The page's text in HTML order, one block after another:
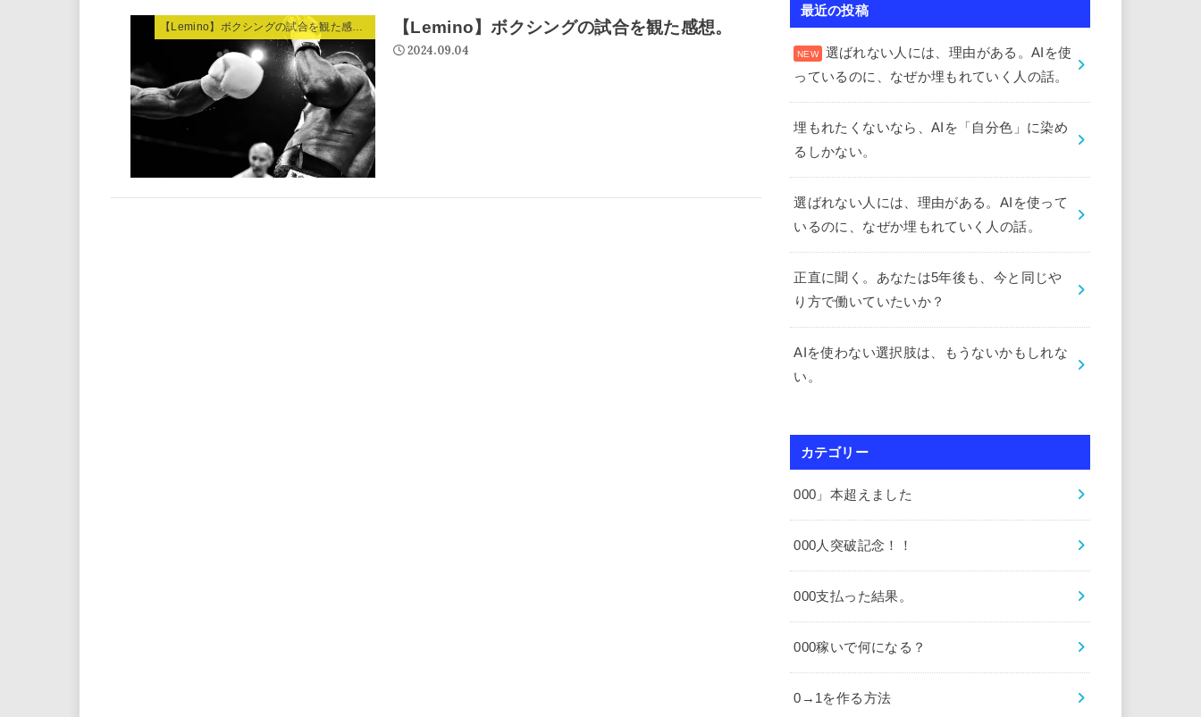
【Lemino】ボクシングの試合を観た感想。 【Lemino】ボクシングの試合を観た感想。
2024.09.04
最近の投稿
選ばれない人には、理由がある。AIを使
っているのに、なぜか埋もれていく人の話。
埋もれたくないなら、AIを「自分色」に染め
るしかない。
選ばれない人には、理由がある。AIを使って
いるのに、なぜか埋もれていく人の話。
正直に聞く。あなたは5年後も、今と同じや
り方で働いていたいか？
AIを使わない選択肢は、もうないかもしれな
い。
カテゴリー
000」本超えました
000人突破記念！！
000支払った結果。
000稼いで何になる？
0→1を作る方法